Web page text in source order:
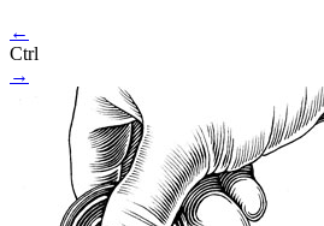
←
Ctrl
→